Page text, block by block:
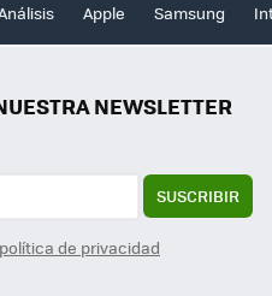
Apple Samsung
NEWSLETTER
SUSCRIBIR
política de privacidad